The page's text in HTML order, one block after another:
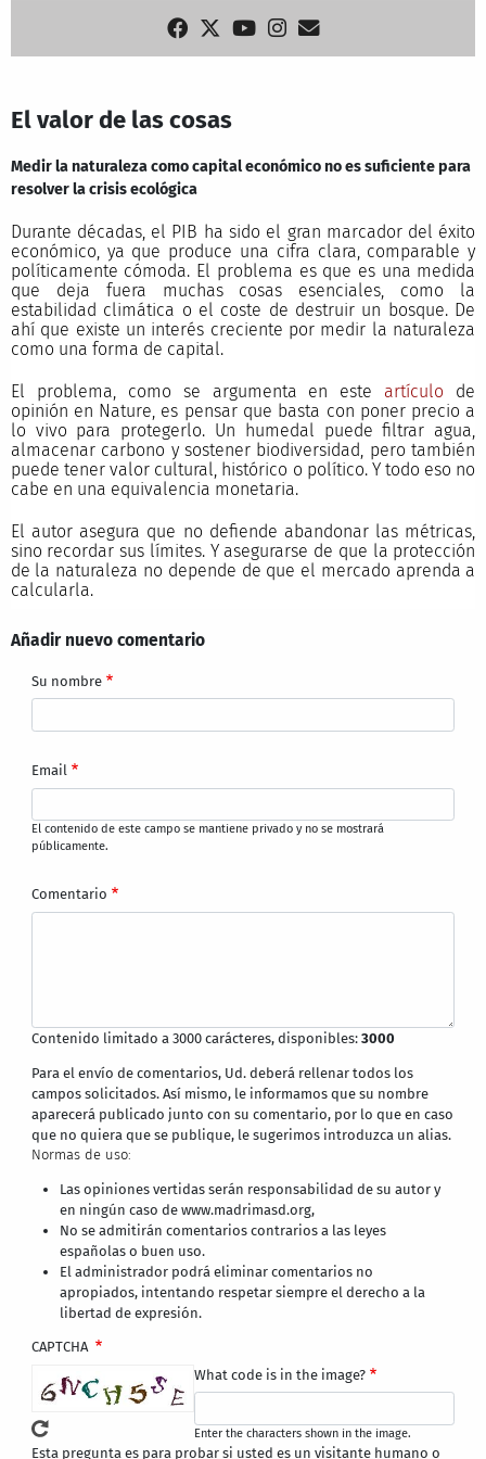
El valor de las cosas
Medir la naturaleza como capital económico no es suficiente para
resolver la crisis ecológica
Durante décadas, el PIB ha sido el gran marcador del éxito
económico, ya que produce una cifra clara, comparable y
políticamente cómoda. El problema es que es una medida
que deja fuera muchas cosas esenciales, como la
estabilidad climática o el coste de destruir un bosque. De
ahí que existe un interés creciente por medir la naturaleza
como una forma de capital.
El problema, como se argumenta en este artículo de
opinión en Nature, es pensar que basta con poner precio a
lo vivo para protegerlo. Un humedal puede filtrar agua,
almacenar carbono y sostener biodiversidad, pero también
puede tener valor cultural, histórico o político. Y todo eso no
cabe en una equivalencia monetaria.
El autor asegura que no defiende abandonar las métricas,
sino recordar sus límites. Y asegurarse de que la protección
de la naturaleza no depende de que el mercado aprenda a
calcularla.
Añadir nuevo comentario
Su nombre
Email
El contenido de este campo se mantiene privado y no se mostrará
públicamente.
Comentario
Contenido limitado a 3000 carácteres, disponibles:3000
Para el envío de comentarios, Ud. deberá rellenar todos los
campos solicitados. Así mismo, le informamos que su nombre
aparecerá publicado junto con su comentario, por lo que en caso
que no quiera que se publique, le sugerimos introduzca un alias.
Normas de uso:
Las opiniones vertidas serán responsabilidad de su autor y
en ningún caso de www.madrimasd.org,
No se admitirán comentarios contrarios a las leyes
españolas o buen uso.
El administrador podrá eliminar comentarios no
apropiados, intentando respetar siempre el derecho a la
libertad de expresión.
CAPTCHA
What code is in the image?
Enter the characters shown in the image.
Esta pregunta es para probar si usted es un visitante humano o